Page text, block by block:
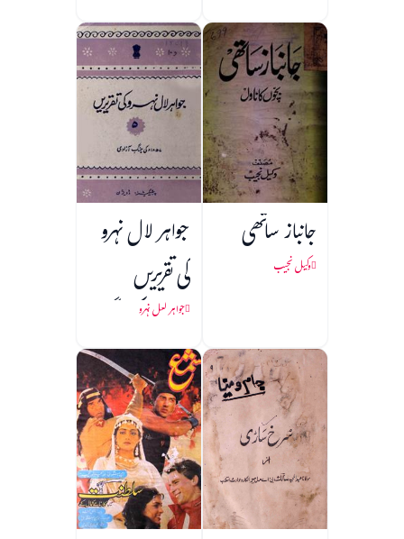
جانباز ساتھی
وکیل نجیب
جواہر لال نہرو
کی تقریریں
(1857 کی جنگ
آزادی)
جواہر لعل نہرو